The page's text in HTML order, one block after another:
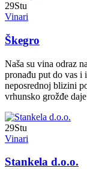
29Stu
Vinari
Škegro
Naša su vina odraz
pronađu put do vas i
neposrednoj blizini
vrhunsko grožđe
29Stu
Vinari
Stankela d.o.o.